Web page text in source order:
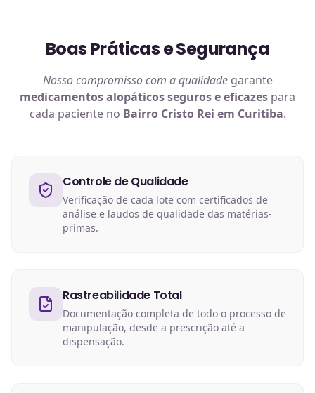
Boas Práticas e Segurança
Nosso compromisso com a qualidadegarante
medicamentos alopáticosseguros e eficazes para
cada paciente no Bairro Cristo Rei em Curitiba.
Controle de Qualidade
Verificação de cada lote com certificados de
análise e laudos de qualidade das matérias-
primas.
Rastreabilidade Total
Documentação completa de todo o processo de
manipulação, desde a prescrição até a
dispensação.